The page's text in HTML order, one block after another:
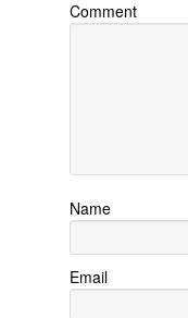
Comment
Name
Email